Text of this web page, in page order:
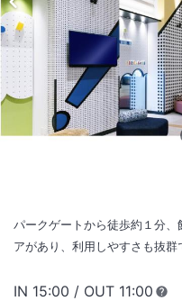
パークゲートから徒歩約１分
アがあり、利用しやすさも抜群
IN チェックイン
15:00 / OUT チェック
11:00